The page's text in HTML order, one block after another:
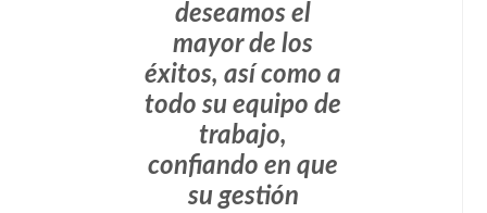
deseamos el
mayor de los
éxitos, así como a
todo su equipo de
trabajo,
confiando en que
su gestión